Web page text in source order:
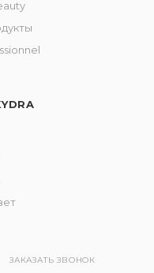
ЗАКАЗАТЬ ЗВОНОК